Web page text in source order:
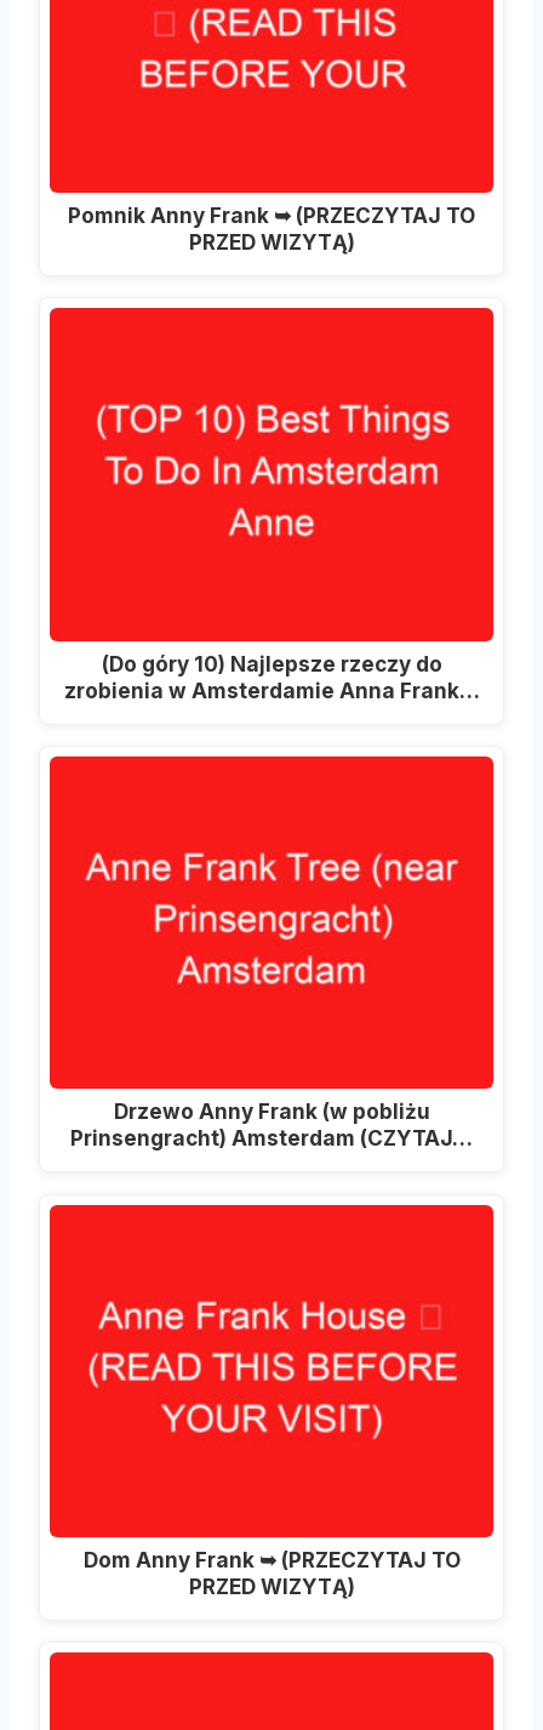
Pomnik Anny Frank ➥ (PRZECZYTAJ TO
PRZED WIZYTĄ)
(Do góry 10) Najlepsze rzeczy do
zrobienia w Amsterdamie Anna Frank…
Drzewo Anny Frank (w pobliżu
Prinsengracht) Amsterdam (CZYTAJ…
Dom Anny Frank ➥ (PRZECZYTAJ TO
PRZED WIZYTĄ)